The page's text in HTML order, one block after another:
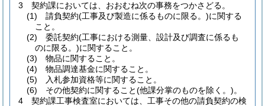
3
契約課においては、おおむね次の事務をつかさどる。
(1)
請負契約(工事及び製造に係るものに限る。)に関する
こと。
(2)
委託契約(工事における測量、設計及び調査に係るも
のに限る。)に関すること。
(3)
物品に関すること。
(4)
物品調達基金に関すること。
(5)
入札参加資格等に関すること。
(6)
その他契約に関すること(他課分掌のものを除く。)。
4
契約課工事検査室においては、工事その他の請負契約の検